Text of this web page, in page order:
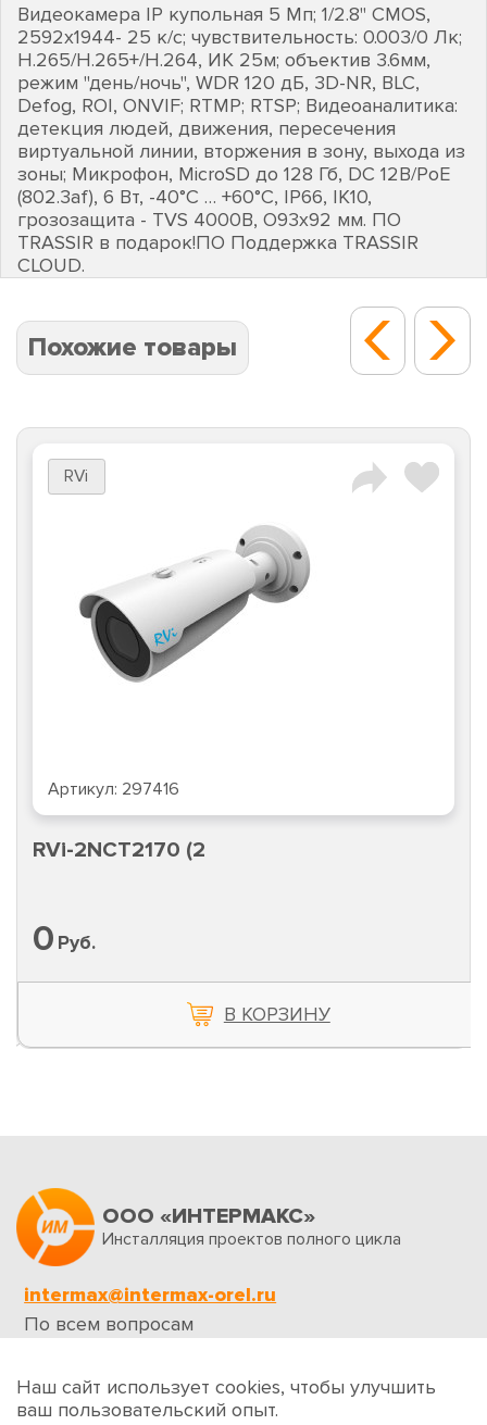
Видеокамера IP купольная 5 Mп; 1/2.8'' CMOS,
2592х1944- 25 к/с; чувствительность: 0.003/0 Лк;
Н.265/Н.265+/H.264, ИК 25м; объектив 3.6мм,
режим "день/ночь", WDR 120 дБ, 3D-NR, BLC,
Defog, ROI, ONVIF; RTMP; RTSP; Видеоаналитика:
детекция людей, движения, пересечения
виртуальной линии, вторжения в зону, выхода из
зоны; Микрофон, MicroSD до 128 Гб, DC 12В/PoE
(802.3af), 6 Вт, -40°C … +60°C, IP66, IK10,
грозозащита - TVS 4000В, O93х92 мм. ПО
TRASSIR в подарок!ПО Поддержка TRASSIR
CLOUD.
Похожие товары
RVi
Артикул: 297416
RVi-2NCT2170 (2
0 Руб.
В КОРЗИНУ
ООО «ИНТЕРМАКС»
Инсталляция проектов полного цикла
intermax@intermax-orel.ru
По всем вопросам
Обратная связь
Наш сайт использует cookies, чтобы улучшить
ваш пользовательский опыт.